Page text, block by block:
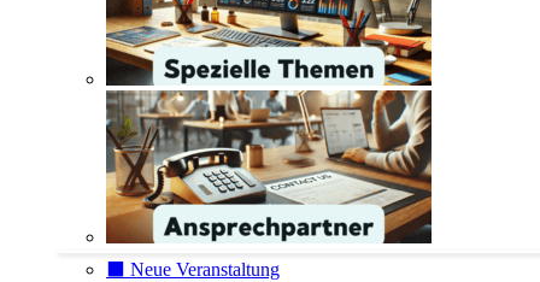
⬛️ Neue Veranstaltung